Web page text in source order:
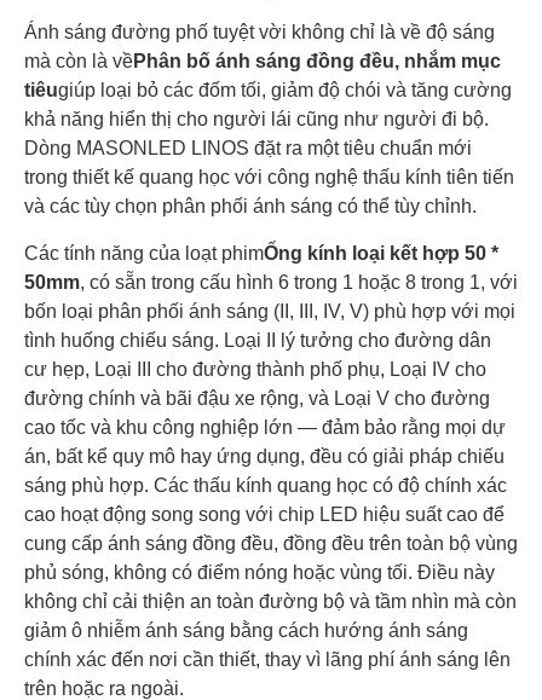
Ánh sáng đường phố tuyệt vời không chỉ là về độ sáng
mà còn là vềPhân bố ánh sáng đồng đều, nhắm mục
tiêugiúp loại bỏ các đốm tối, giảm độ chói và tăng cường
khả năng hiển thị cho người lái cũng như người đi bộ.
Dòng MASONLED LINOS đặt ra một tiêu chuẩn mới
trong thiết kế quang học với công nghệ thấu kính tiên tiến
và các tùy chọn phân phối ánh sáng có thể tùy chỉnh.
Các tính năng của loạt phimỐng kính loại kết hợp 50 *
50mm, có sẵn trong cấu hình 6 trong 1 hoặc 8 trong 1, với
bốn loại phân phối ánh sáng (II, III, IV, V) phù hợp với mọi
tình huống chiếu sáng. Loại II lý tưởng cho đường dân
cư hẹp, Loại III cho đường thành phố phụ, Loại IV cho
đường chính và bãi đậu xe rộng, và Loại V cho đường
cao tốc và khu công nghiệp lớn — đảm bảo rằng mọi dự
án, bất kể quy mô hay ứng dụng, đều có giải pháp chiếu
sáng phù hợp. Các thấu kính quang học có độ chính xác
cao hoạt động song song với chip LED hiệu suất cao để
cung cấp ánh sáng đồng đều, đồng đều trên toàn bộ vùng
phủ sóng, không có điểm nóng hoặc vùng tối. Điều này
không chỉ cải thiện an toàn đường bộ và tầm nhìn mà còn
giảm ô nhiễm ánh sáng bằng cách hướng ánh sáng
chính xác đến nơi cần thiết, thay vì lãng phí ánh sáng lên
trên hoặc ra ngoài.